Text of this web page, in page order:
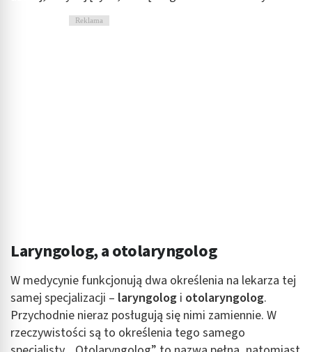
Reklama
Laryngolog, a otolaryngolog
W medycynie funkcjonują dwa określenia na lekarza tej
samej specjalizacji – laryngolog i otolaryngolog.
Przychodnie nieraz posługują się nimi zamiennie. W
rzeczywistości są to określenia tego samego